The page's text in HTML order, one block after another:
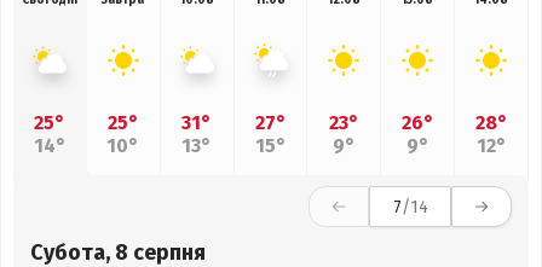
25°
14°
25°
10°
31°
13°
27°
15°
23°
9°
26°
9°
28°
12°
7/14
Субота, 8 серпня